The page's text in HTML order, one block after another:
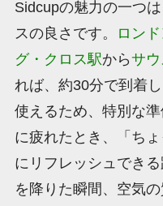
Sidcupの魅力の一つ
スの良さです。
ロン
グ・クロス駅からサ
れば、約30分で到着し
使えるため、特別な
に疲れたとき、「ち
にリフレッシュでき
を降りた瞬間、空気